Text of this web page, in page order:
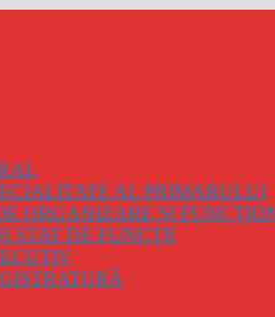
AL PRIMARULUI
ORGANIZARE ȘI
STAT DE FUNCȚII